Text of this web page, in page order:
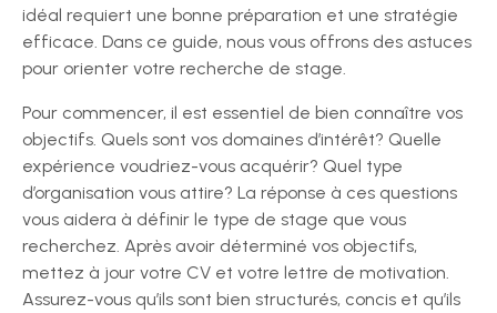
idéal requiert une bonne préparation et une stratégie
efficace. Dans ce guide, nous vous offrons des astuces
pour orienter votre recherche de stage.
Pour commencer, il est essentiel de bien connaître vos
objectifs. Quels sont vos domaines d’intérêt? Quelle
expérience voudriez-vous acquérir? Quel type
d’organisation vous attire? La réponse à ces questions
vous aidera à définir le type de stage que vous
recherchez. Après avoir déterminé vos objectifs,
mettez à jour votre CV et votre lettre de motivation.
Assurez-vous qu’ils sont bien structurés, concis et qu’ils